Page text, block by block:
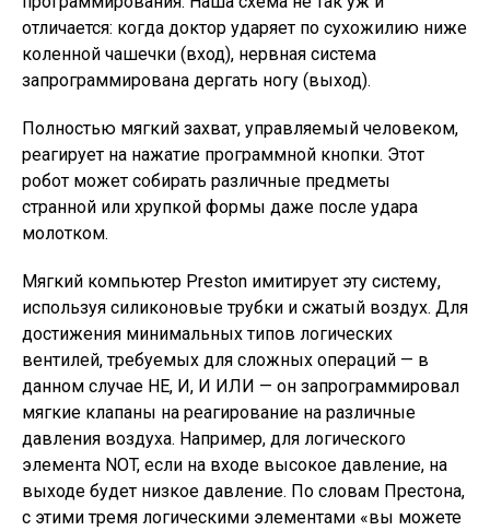
отличается: когда доктор ударяет по сухожилию ниже
коленной чашечки (вход), нервная система
запрограммирована дергать ногу (выход).
Полностью мягкий захват, управляемый человеком,
реагирует на нажатие программной кнопки. Этот
робот может собирать различные предметы
странной или хрупкой формы даже после удара
молотком.
Мягкий компьютер Preston имитирует эту систему,
используя силиконовые трубки и сжатый воздух. Для
достижения минимальных типов логических
вентилей, требуемых для сложных операций — в
данном случае НЕ, И, И ИЛИ — он запрограммировал
мягкие клапаны на реагирование на различные
давления воздуха. Например, для логического
элемента NOT, если на входе высокое давление, на
выходе будет низкое давление. По словам Престона,
с этими тремя логическими элементами «вы можете